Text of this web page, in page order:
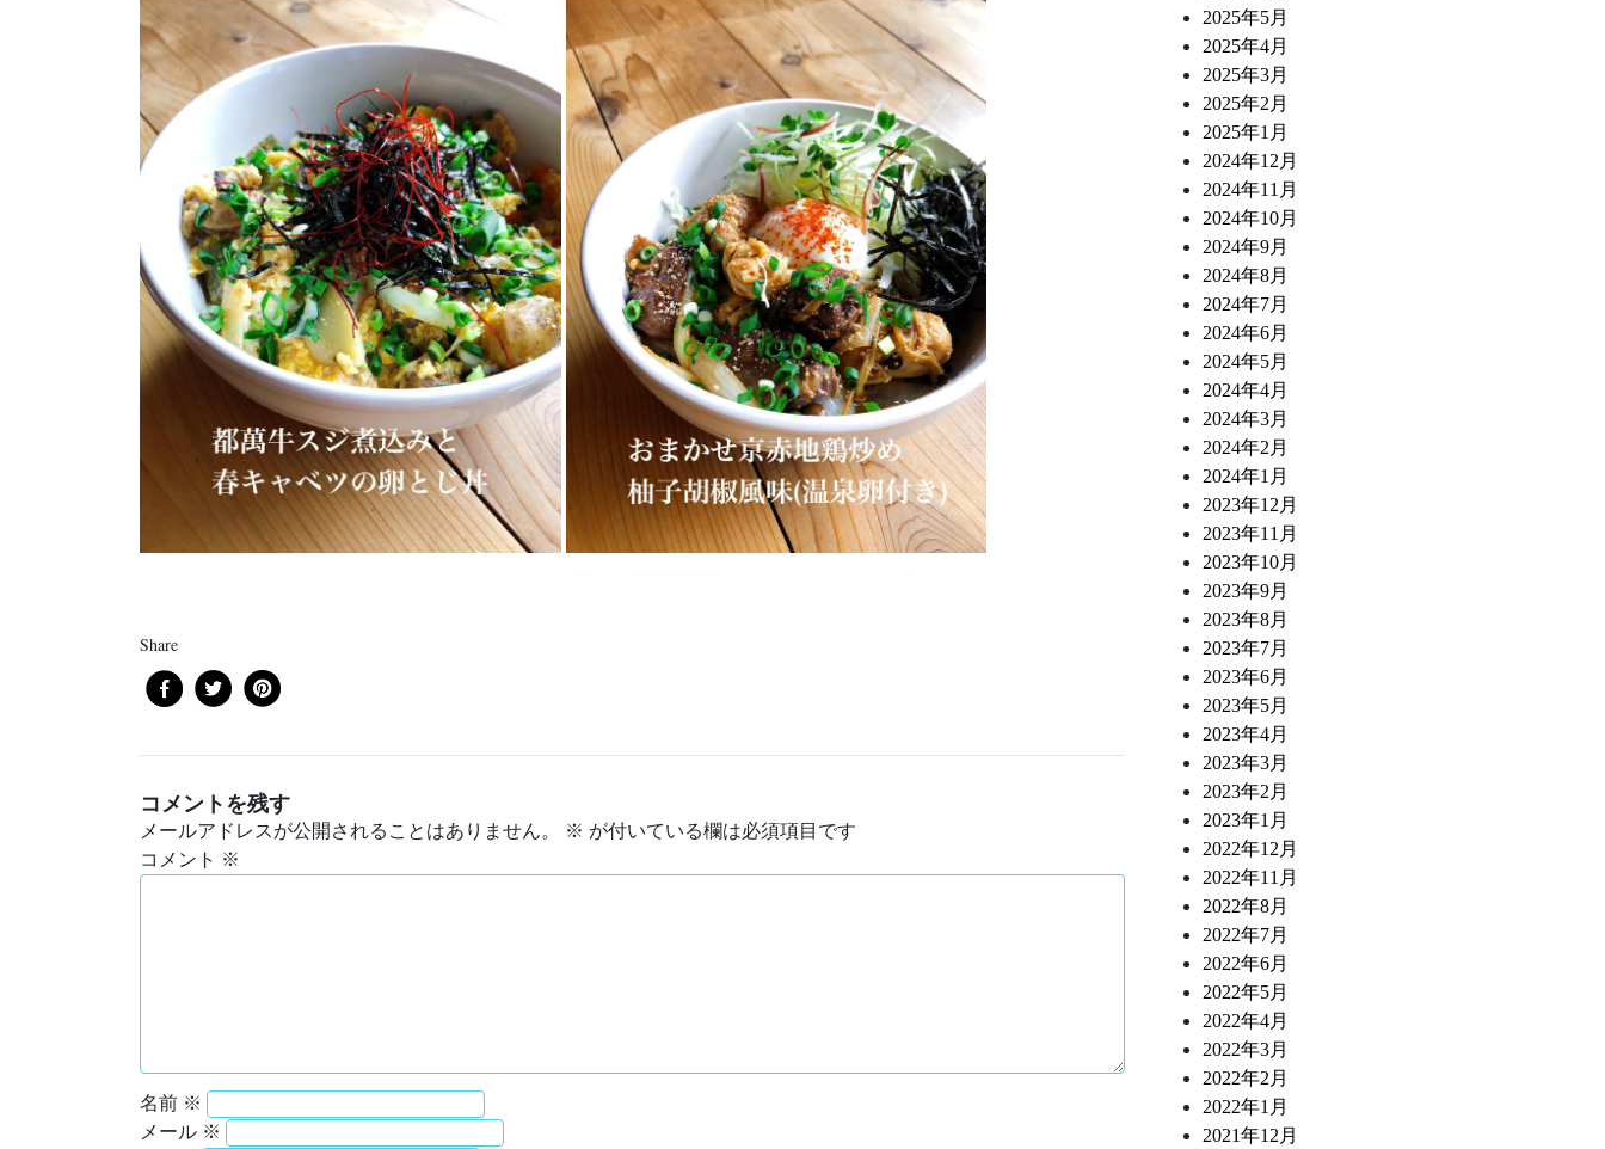
Share
コメントを残す
メールアドレスが公開されることはありません。 ※ が付いている欄は必須項目です
コメント ※
名前 ※
メール ※
2025年5月
2025年4月
2025年3月
2025年2月
2025年1月
2024年12月
2024年11月
2024年10月
2024年9月
2024年8月
2024年7月
2024年6月
2024年5月
2024年4月
2024年3月
2024年2月
2024年1月
2023年12月
2023年11月
2023年10月
2023年9月
2023年8月
2023年7月
2023年6月
2023年5月
2023年4月
2023年3月
2023年2月
2023年1月
2022年12月
2022年11月
2022年8月
2022年7月
2022年6月
2022年5月
2022年4月
2022年3月
2022年2月
2022年1月
2021年12月